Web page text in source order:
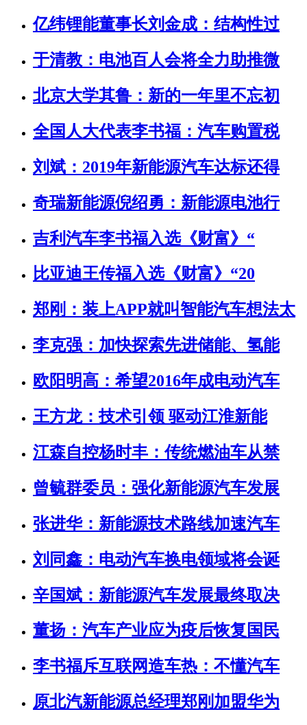
亿纬锂能董事长刘金成：结构性过
于清教：电池百人会将全力助推微
北京大学其鲁：新的一年里不忘初
全国人大代表李书福：汽车购置税
刘斌：2019年新能源汽车达标还得
奇瑞新能源倪绍勇：新能源电池行
吉利汽车李书福入选《财富》“
比亚迪王传福入选《财富》“20
郑刚：装上APP就叫智能汽车想法太
李克强：加快探索先进储能、氢能
欧阳明高：希望2016年成电动汽车
王方龙：技术引领 驱动江淮新能
江森自控杨时丰：传统燃油车从禁
曾毓群委员：强化新能源汽车发展
张进华：新能源技术路线加速汽车
刘同鑫：电动汽车换电领域将会诞
辛国斌：新能源汽车发展最终取决
董扬：汽车产业应为疫后恢复国民
李书福斥互联网造车热：不懂汽车
原北汽新能源总经理郑刚加盟华为